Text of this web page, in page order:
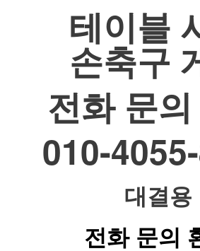
테이블
손축구
전화 문
010-
대결용
전화 문의